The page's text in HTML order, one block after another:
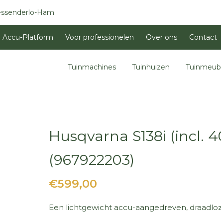
Ham
Accu-Platform Voor professionelen Over ons Contact
Tuinmachines Tuinhuizen
Husqvarna S138i (incl.
(967922203)
€599,00
Een lichtgewicht accu-aangedreven,